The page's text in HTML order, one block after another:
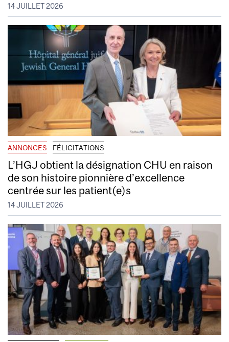
14 JUILLET 2026
ANNONCES FÉLICITATIONS
L’HGJ obtient la désignation CHU en raison
de son histoire pionnière d’excellence
centrée sur les patient(e)s
14 JUILLET 2026